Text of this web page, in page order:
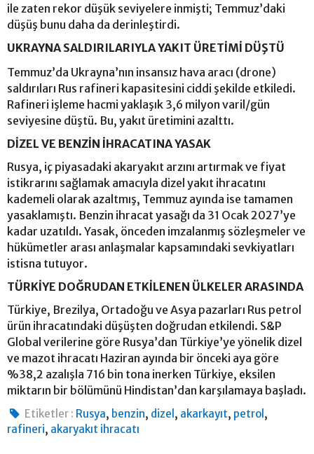
ile zaten rekor düşük seviyelere inmişti; Temmuz’daki
düşüş bunu daha da derinleştirdi.
UKRAYNA SALDIRILARIYLA YAKIT ÜRETİMİ DÜŞTÜ
Temmuz’da Ukrayna’nın insansız hava aracı (drone)
saldırıları Rus rafineri kapasitesini ciddi şekilde etkiledi.
Rafineri işleme hacmi yaklaşık 3,6 milyon varil/gün
seviyesine düştü. Bu, yakıt üretimini azalttı.
DİZEL VE BENZİN İHRACATINA YASAK
Rusya, iç piyasadaki akaryakıt arzını artırmak ve fiyat
istikrarını sağlamak amacıyla dizel yakıt ihracatını
kademeli olarak azaltmış, Temmuz ayında ise tamamen
yasaklamıştı. Benzin ihracat yasağı da 31 Ocak 2027’ye
kadar uzatıldı. Yasak, önceden imzalanmış sözleşmeler ve
hükümetler arası anlaşmalar kapsamındaki sevkiyatları
istisna tutuyor.
TÜRKİYE DOĞRUDAN ETKİLENEN ÜLKELER ARASINDA
Türkiye, Brezilya, Ortadoğu ve Asya pazarları Rus petrol
ürün ihracatındaki düşüşten doğrudan etkilendi. S&P
Global verilerine göre Rusya’dan Türkiye’ye yönelik dizel
ve mazot ihracatı Haziran ayında bir önceki aya göre
%38,2 azalışla 716 bin tona inerken Türkiye, eksilen
miktarın bir bölümünü Hindistan’dan karşılamaya başladı.
Etiketler : Rusya, benzin, dizel , akarkayıt, petrol ,
rafineri, akaryakıt ihracatı